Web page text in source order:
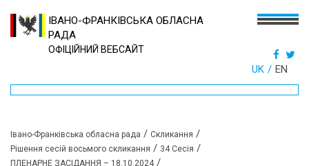
ІВАНО-ФРАНКІВСЬКА ОБЛАСНА
РАДА
ОФІЦІЙНИЙ ВЕБСАЙТ
UK EN
Івано-Франківська обласна рада / Скликання /
Рішення сесій восьмого скликання / 34 Сесія /
ПЛЕНАРНЕ ЗАСІДАННЯ – 18.10.2024/